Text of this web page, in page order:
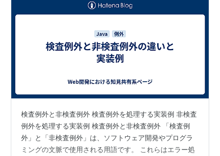
検査例外と非検査例外 検査例外を処理する実装例 非検査
例外を処理する実装例 検査例外と非検査例外 「検査例
外」と「非検査例外」は、ソフトウェア開発やプログラ
ミングの文脈で使用される用語です。 これらはエラー処